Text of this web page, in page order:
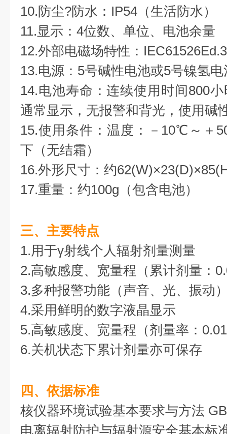
10.防尘?防水：IP54（生活防水）
11.显示：4位数、单位、电池余量
12.外部电磁场特性：IEC61526Ed.3
13.电源：5号碱性电池或5号镍氢电
14.电池寿命：连续使用时间800
通常显示，无报警和背光，使用碱
15.使用条件：温度：－10℃～＋
下（无结霜）
16.外形尺寸：约
17.重量：约100g（包含电池）
三、主要特点
1.用于γ射线个人辐射剂量测量
2.高敏感度、宽量程（累计剂量：
3.多种报警功能（声音、光、振动
4.采用鲜明的数字液晶显示
5.高敏感度、宽量程（剂量率：
6.关机状态下累计剂量亦可保存
四、依据标准
核仪器环境试验基本要求与方法
电离辐射防护与辐射源安全基本标